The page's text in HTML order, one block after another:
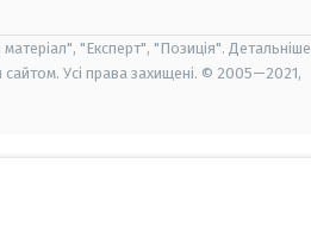
"Експерт", "Позиція". Детальніше
Усі права захищені. © 2005—2021,